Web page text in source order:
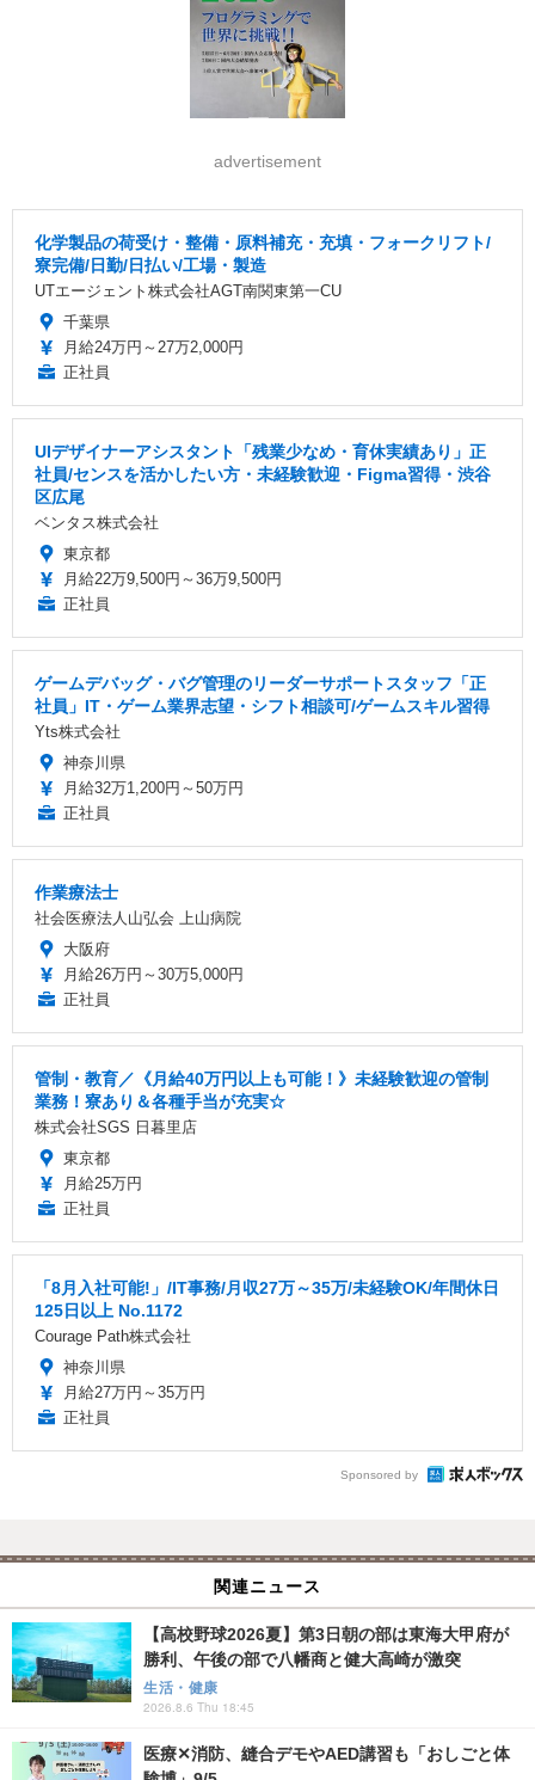
advertisement
化学製品の荷受け・整備・原料補充・充填・フォークリフト/
寮完備/日勤/日払い/工場・製造
UTエージェント株式会社AGT南関東第一CU
千葉県
月給24万円～27万2,000円
正社員
UIデザイナーアシスタント「残業少なめ・育休実績あり」正
社員/センスを活かしたい方・未経験歓迎・Figma習得・渋谷
区広尾
ベンタス株式会社
東京都
月給22万9,500円～36万9,500円
正社員
ゲームデバッグ・バグ管理のリーダーサポートスタッフ「正
社員」IT・ゲーム業界志望・シフト相談可/ゲームスキル習得
Yts株式会社
神奈川県
月給32万1,200円～50万円
正社員
作業療法士
社会医療法人山弘会 上山病院
大阪府
月給26万円～30万5,000円
正社員
管制・教育／《月給40万円以上も可能！》未経験歓迎の管制
業務！寮あり＆各種手当が充実☆
株式会社SGS 日暮里店
東京都
月給25万円
正社員
「8月入社可能!」/IT事務/月収27万～35万/未経験OK/年間休日
125日以上 No.1172
Courage Path株式会社
神奈川県
月給27万円～35万円
正社員
Sponsored by
関連ニュース
【高校野球2026夏】第3日朝の部は東海大甲府が
勝利、午後の部で八幡商と健大高崎が激突
生活・健康
2026.8.6 Thu 18:45
医療✕消防、縫合デモやAED講習も「おしごと体